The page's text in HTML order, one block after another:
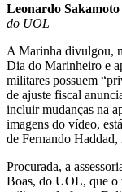
Leonardo Sakamoto
do UOL
A Marinha divulgou,
Dia do Marinheiro e
militares possuem
de ajuste fiscal
incluir mudanças na
imagens do vídeo,
de Fernando
Procurada, a
Boas, do UOL, que o